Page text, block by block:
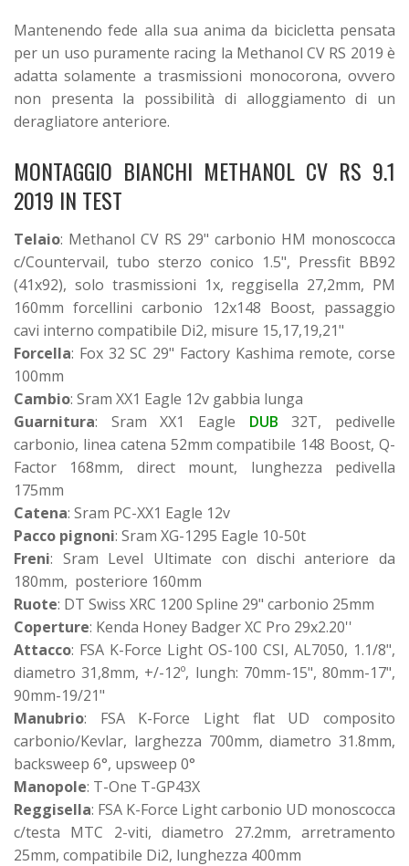
Mantenendo fede alla sua anima da bicicletta pensata
per un uso puramente racing la Methanol CV RS 2019 è
adatta solamente a trasmissioni monocorona, ovvero
non presenta la possibilità di alloggiamento di un
deragliatore anteriore.
MONTAGGIO BIANCHI METHANOL CV RS 9.1
2019 IN TEST
Telaio: Methanol CV RS 29" carbonio HM monoscocca
c/Countervail, tubo sterzo conico 1.5", Pressfit BB92
(41x92), solo trasmissioni 1x, reggisella 27,2mm, PM
160mm forcellini carbonio 12x148 Boost, passaggio
cavi interno compatibile Di2, misure 15,17,19,21"
Forcella: Fox 32 SC 29" Factory Kashima remote, corse
100mm
Cambio: Sram XX1 Eagle 12v gabbia lunga
Guarnitura: Sram XX1 Eagle DUB 32T, pedivelle
carbonio, linea catena 52mm compatibile 148 Boost, Q-
Factor 168mm, direct mount, lunghezza pedivella
175mm
Catena: Sram PC-XX1 Eagle 12v
Pacco pignoni: Sram XG-1295 Eagle 10-50t
Freni: Sram Level Ultimate con dischi anteriore da
180mm, posteriore 160mm
Ruote: DT Swiss XRC 1200 Spline 29" carbonio 25mm
Coperture: Kenda Honey Badger XC Pro 29x2.20''
Attacco: FSA K-Force Light OS-100 CSI, AL7050, 1.1/8",
diametro 31,8mm, +/-12º, lungh: 70mm-15", 80mm-17",
90mm-19/21"
Manubrio: FSA K-Force Light flat UD composito
carbonio/Kevlar, larghezza 700mm, diametro 31.8mm,
backsweep 6°, upsweep 0°
Manopole: T-One T-GP43X
Reggisella: FSA K-Force Light carbonio UD monoscocca
c/testa MTC 2-viti, diametro 27.2mm, arretramento
25mm, compatibile Di2, lunghezza 400mm